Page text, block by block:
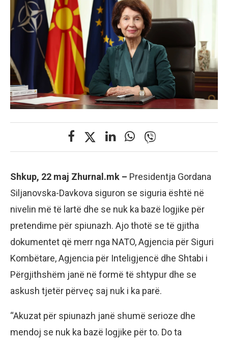
Shkup, 22 maj Zhurnal.mk – Presidentja Gordana
Siljanovska-Davkova siguron se siguria është në
nivelin më të lartë dhe se nuk ka bazë logjike për
pretendime për spiunazh. Ajo thotë se të gjitha
dokumentet që merr nga NATO, Agjencia për Siguri
Kombëtare, Agjencia për Inteligjencë dhe Shtabi i
Përgjithshëm janë në formë të shtypur dhe se
askush tjetër përveç saj nuk i ka parë.
“Akuzat për spiunazh janë shumë serioze dhe
mendoj se nuk ka bazë logjike për to. Do ta